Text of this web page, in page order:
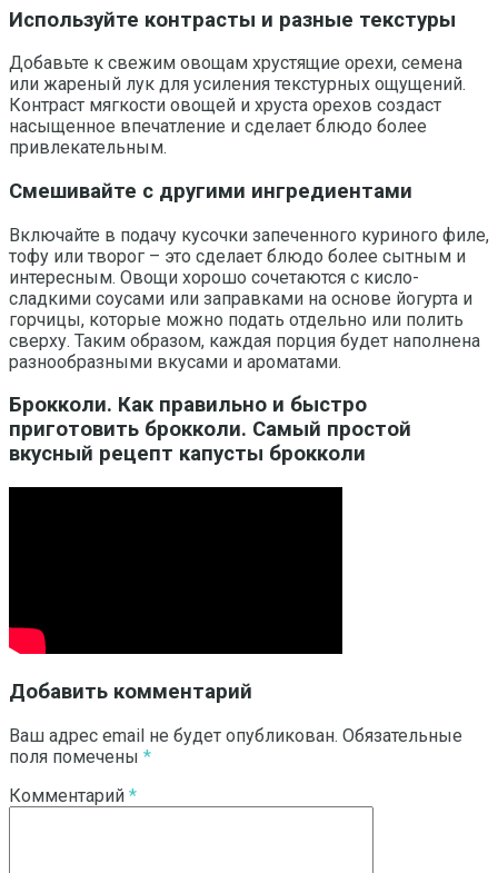
Используйте контрасты и разные текстуры
Добавьте к свежим овощам хрустящие орехи, семена
или жареный лук для усиления текстурных ощущений.
Контраст мягкости овощей и хруста орехов создаст
насыщенное впечатление и сделает блюдо более
привлекательным.
Смешивайте с другими ингредиентами
Включайте в подачу кусочки запеченного куриного филе,
тофу или творог – это сделает блюдо более сытным и
интересным. Овощи хорошо сочетаются с кисло-
сладкими соусами или заправками на основе йогурта и
горчицы, которые можно подать отдельно или полить
сверху. Таким образом, каждая порция будет наполнена
разнообразными вкусами и ароматами.
Брокколи. Как правильно и быстро
приготовить брокколи. Самый простой
вкусный рецепт капусты брокколи
Добавить комментарий
Ваш адрес email не будет опубликован. Обязательные
поля помечены *
Комментарий *